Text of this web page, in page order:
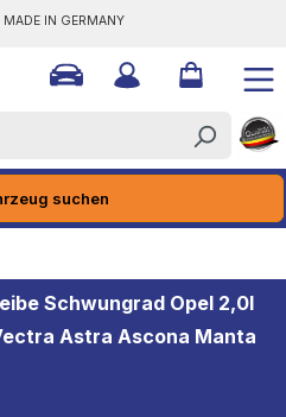
MADE IN GERMANY
suchen
Schwungrad Opel 2,0l
Astra Ascona Manta